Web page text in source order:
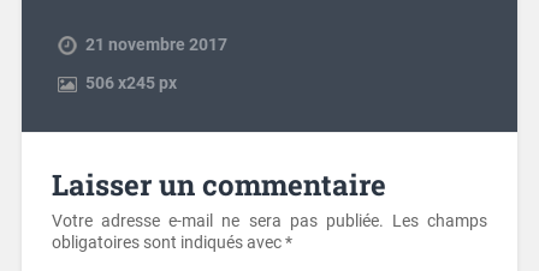
21 novembre 2017
506x245 px
Laisser un commentaire
Votre adresse e-mail ne sera pas publiée. Les champs
obligatoires sont indiqués avec*